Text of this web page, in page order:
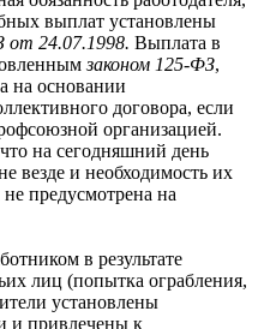
выплат установлены
от 24.07.1998. Выплата в
законом 125-ФЗ,
на основании
договора, если
организацией.
на сегодняшний день
везде и необходимость их
предусмотрена на
в результате
лиц (попытка ограбления,
установлены
и привлечены к